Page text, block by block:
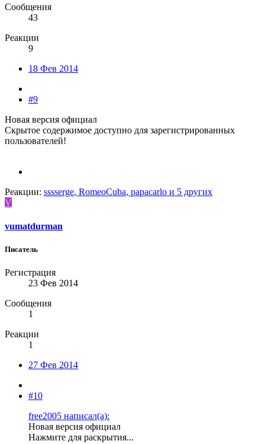
Сообщения
43
Реакции
9
18 Фев 2014
#9
Новая версия официал
Скрытое содержимое доступно для зарегистрированных
пользователей!
Реакции: sssserge, RomeoCuba, papacarlo и 5 других
V
vumatdurman
Писатель
Регистрация
23 Фев 2014
Сообщения
1
Реакции
1
27 Фев 2014
#10
free2005 написал(а):
Новая версия официал
Нажмите для раскрытия...